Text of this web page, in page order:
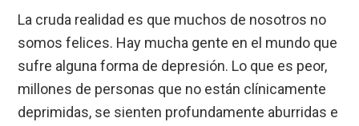
La cruda realidad es que muchos de nosotros no
somos felices. Hay mucha gente en el mundo que
sufre alguna forma de depresión. Lo que es peor,
millones de personas que no están clínicamente
deprimidas, se sienten profundamente aburridas e